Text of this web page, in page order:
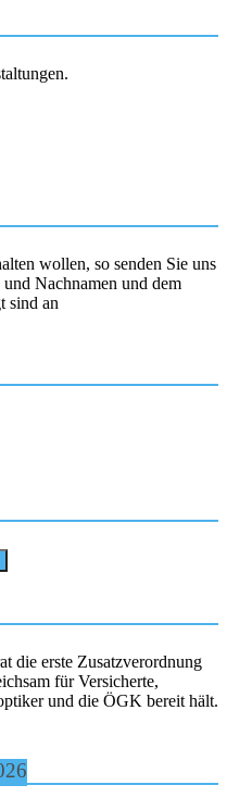
wollen, so senden Sie uns
Nachnamen und dem
sind an
die erste Zusatzverordnung
für Versicherte,
und die ÖGK bereit hält.